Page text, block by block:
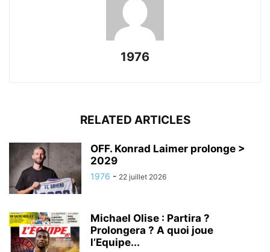
1976
RELATED ARTICLES
OFF. Konrad Laimer prolonge >
2029
1976 - 22 juillet 2026
Michael Olise : Partira ?
Prolongera ? A quoi joue
l’Equipe...